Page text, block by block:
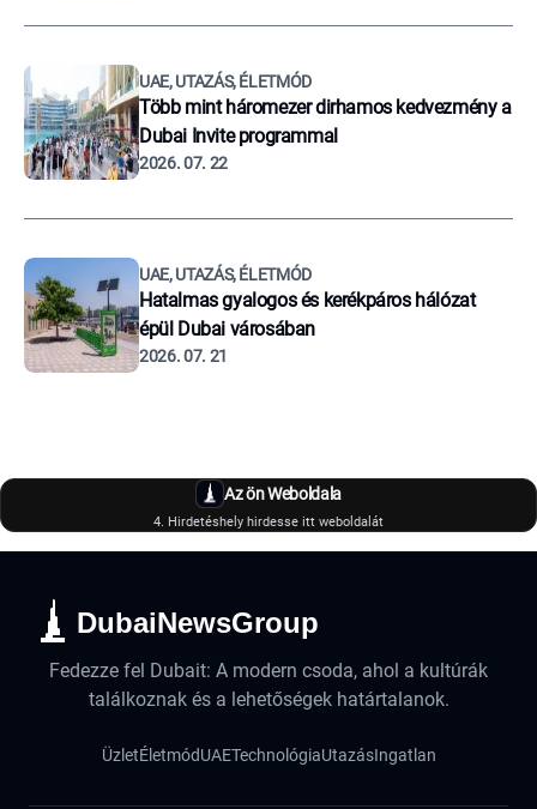
UAE, UTAZÁS, ÉLETMÓD
Több mint háromezer dirhamos kedvezmény a
Dubai Invite programmal
2026. 07. 22
UAE, UTAZÁS, ÉLETMÓD
Hatalmas gyalogos és kerékpáros hálózat
épül Dubai városában
2026. 07. 21
Az ön Weboldala
4. Hirdetéshely hirdesse itt weboldalát
DubaiNewsGroup
Fedezze fel Dubait: A modern csoda, ahol a kultúrák
találkoznak és a lehetőségek határtalanok.
ÜzletÉletmódUAETechnológiaUtazásIngatlan